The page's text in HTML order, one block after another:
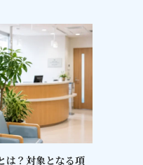
は？対象となる項